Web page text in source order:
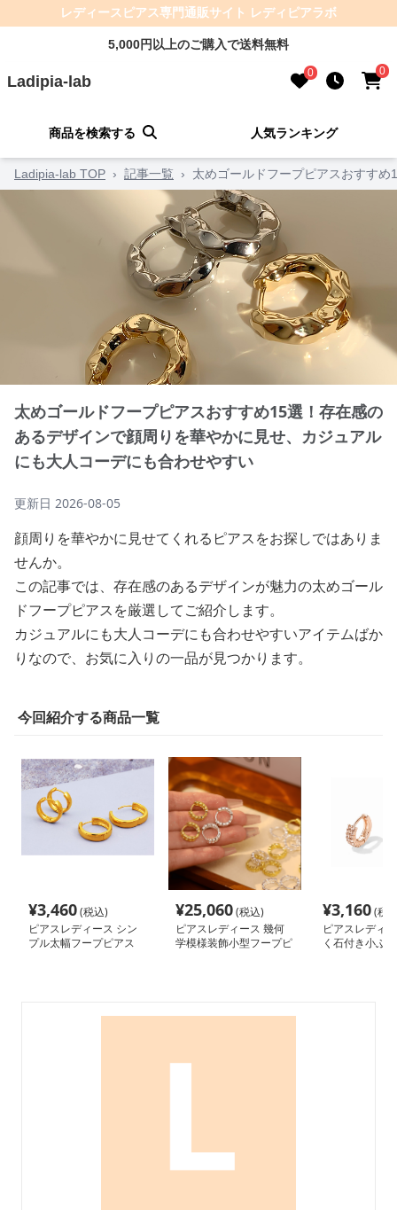
レディースピアス専門通販サイト レディピアラボ
5,000円以上のご購入で送料無料
Ladipia-lab 0 0
商品を検索する 人気ランキング
Ladipia-lab TOP › 記事一覧 › 太めゴールドフープピアスおすす
太めゴールドフープピアスおすすめ15選！存在感の
あるデザインで顔周りを華やかに見せ、カジュアル
にも大人コーデにも合わせやすい
更新日 2026-08-05
顔周りを華やかに見せてくれるピアスをお探しではありま
せんか。
この記事では、存在感のあるデザインが魅力の太めゴール
ドフープピアスを厳選してご紹介します。
カジュアルにも大人コーデにも合わせやすいアイテムばか
りなので、お気に入りの一品が見つかります。
今回紹介する商品一覧
¥3,460(税込)
ピアスレディース シン
プル太幅フープピアス
¥25,060(税込)
ピアスレディース 幾何
学模様装飾小型フープピ
¥3,160(税
ピアスレディ
く石付き小ぶ